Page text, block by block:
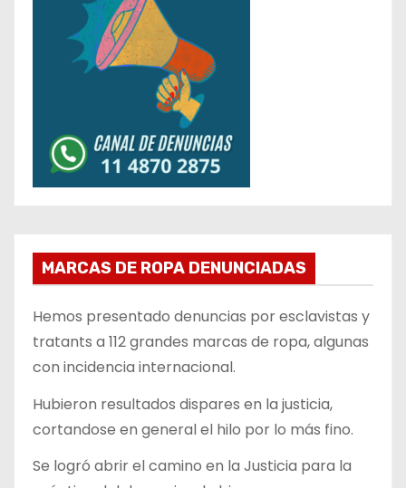
MARCAS DE ROPA DENUNCIADAS
Hemos presentado denuncias por esclavistas y
tratants a 112 grandes marcas de ropa, algunas
con incidencia internacional.
Hubieron resultados dispares en la justicia,
cortandose en general el hilo por lo más fino.
Se logró abrir el camino en la Justicia para la